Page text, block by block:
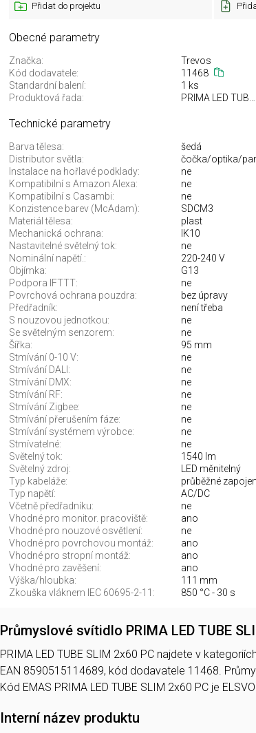
Přidat do projektu
Obecné parametry
Značka: Trevos
Kód dodavatele:
11468
Standardní balení:
1 ks
Produktová řada:
Technické parametry
Barva tělesa: šedá
Distributor světla:
čočka/optika/
Instalace na hořlavé podklady:
ne
Kompatibilní s Amazon Alexa:
ne
Kompatibilní s Casambi:
ne
Konzistence barev (McAdam):
SDCM3
Materiál tělesa:
plast
Mechanická ochrana:
IK10
Nastavitelné světelný tok:
ne
Nominální napětí.:
220-240 V
Objímka:
G13
Podpora IFTTT:
ne
Povrchová ochrana pouzdra:
bez úpravy
Předřadník:
není třeba
S nouzovou jednotkou:
ne
Se světelným senzorem:
ne
Šířka:
95 mm
Stmívání 0-10 V:
ne
Stmívání DALI:
ne
Stmívání DMX:
ne
Stmívání RF:
ne
Stmívání Zigbee:
ne
Stmívání přerušením fáze:
ne
Stmívání systémem výrobce:
ne
Stmívatelné:
ne
Světelný tok:
1540 lm
Světelný zdroj:
LED měnitelný
Typ kabeláže:
průběžné
Typ napětí:
AC/DC
Včetně předřadníku:
ne
Vhodné pro monitor. pracoviště:
ano
Vhodné pro nouzové osvětlení:
ne
Vhodné pro povrchovou montáž:
ano
Vhodné pro stropní montáž:
ano
Vhodné pro zavěšení:
ano
Výška/hloubka:
111 mm
Zkouška vláknem IEC 60695-2-11:
850 °C - 30 s
Průmyslové svítidlo PRIMA LED TUBE
PRIMA LED TUBE SLIM 2x60 PC najdete v
EAN 8590515114689, kód dodavatele 11468.
Kód EMAS PRIMA LED TUBE SLIM 2x60 PC je
Interní název produktu